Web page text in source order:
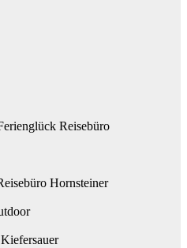
Reisebüro
Hornsteiner